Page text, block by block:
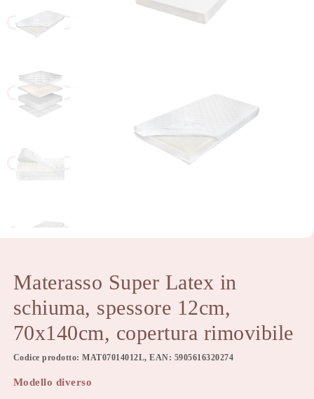
Materasso Super Latex in
schiuma, spessore 12cm,
70x140cm, copertura rimovibile
Codice prodotto: MAT07014012L, EAN: 5905616320274
Modello diverso